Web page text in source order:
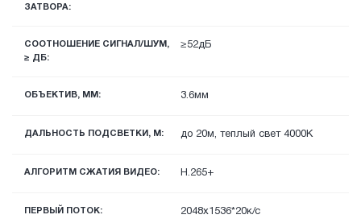
ЗАТВОРА:
СООТНОШЕНИЕ СИГНАЛ/ШУМ,
≥ ДБ:
≥52дБ
ОБЪЕКТИВ, ММ: 3.6мм
ДАЛЬНОСТЬ ПОДСВЕТКИ, М: до 20м, теплый свет 4000К
АЛГОРИТМ СЖАТИЯ ВИДЕО: H.265+
ПЕРВЫЙ ПОТОК: 2048х1536*20к/с